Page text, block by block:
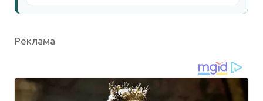
Реклама